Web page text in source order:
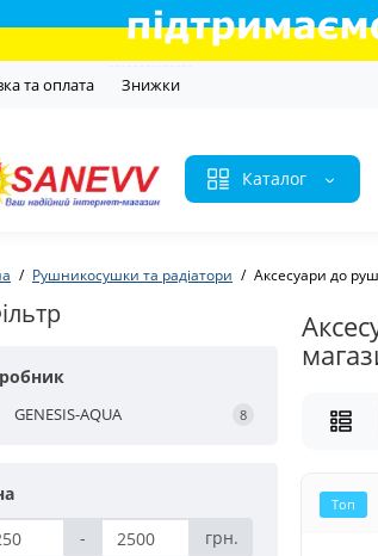
та оплата Знижки
Каталог
Рушникосушки та радіатори Аксесуари до
GENESIS-AQUA 8
-
грн.
Топ